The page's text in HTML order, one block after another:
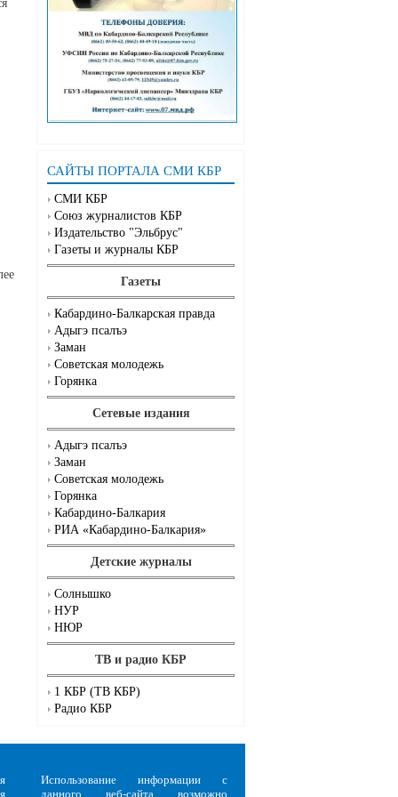
САЙТЫ ПОРТАЛА СМИ КБР
СМИ КБР
Союз журналистов КБР
Издательство "Эльбрус"
Газеты и журналы КБР
Газеты
Кабардино-Балкарская правда
Адыгэ псалъэ
Заман
Советская молодежь
Горянка
Сетевые издания
Адыгэ псалъэ
Заман
Советская молодежь
Горянка
Кабардино-Балкария
РИА «Кабардино-Балкария»
Детские журналы
Солнышко
НУР
НЮР
ТВ и радио КБР
1 КБР (ТВ КБР)
Радио КБР
Использование информации с
данного веб-сайта возможно